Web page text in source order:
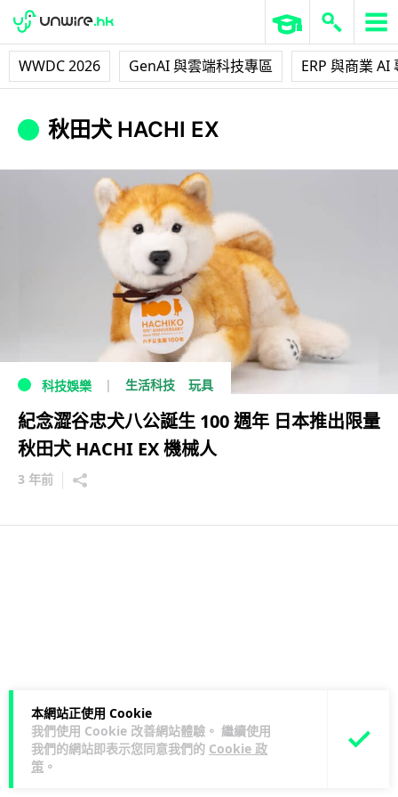
WWDC 2026 GenAI 與雲端科技專區 ERP 與商業 AI
本網站正使用 Cookie
我們使用 Cookie 改善網站體驗。 繼續使用
我們的網站即表示您同意我們的 Cookie 政
策 。
秋田犬 HACHI EX
科技娛樂 生活科技 玩具
紀念澀谷忠犬八公誕生 100 週年 日本推出限量
秋田犬 HACHI EX 機械人
3 年前